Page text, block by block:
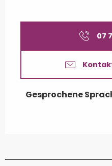
07
Gesprochene
Gesprochene